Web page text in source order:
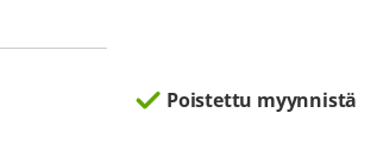
Poistettu myynnistä